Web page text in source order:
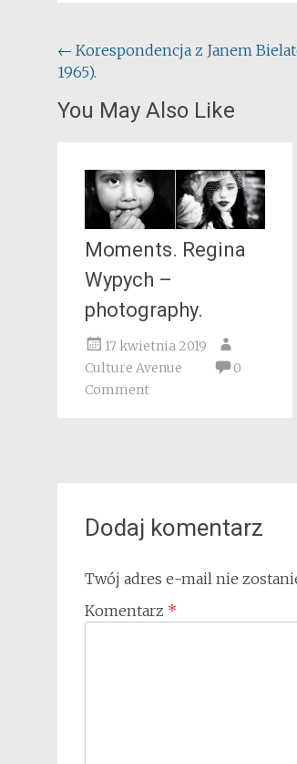
Post
navigation
← Korespondencja z Janem
1965).
You May Also Like
Moments. Regina
Wypych –
photography.
17 kwietnia 2019
Culture Avenue
0
Comment
Dodaj komentarz
Twój adres e-mail nie
Komentarz *